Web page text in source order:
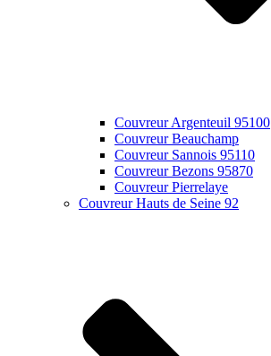
Couvreur Argenteuil 95100
Couvreur Beauchamp
Couvreur Sannois 95110
Couvreur Bezons 95870
Couvreur Pierrelaye
Couvreur Hauts de Seine 92